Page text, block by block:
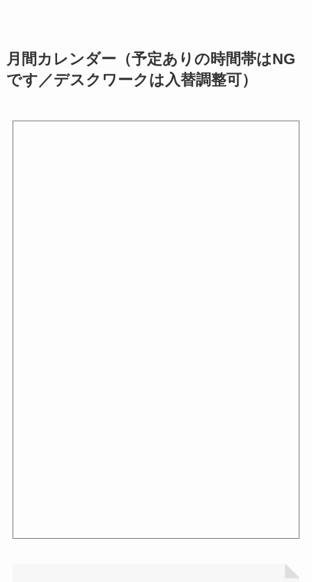
月間カレンダー（予定ありの時間帯はNG
です／デスクワークは入替調整可）